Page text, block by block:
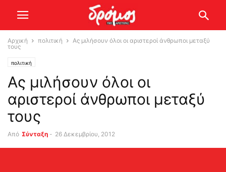
Αρχική πολιτική
Ας μιλήσουν όλοι οι αριστεροί άνθρωποι μεταξύ
τους
πολιτική
Ας μιλήσουν όλοι οι
αριστεροί άνθρωποι μεταξύ
τους
Από Σύνταξη - 26 Δεκεμβρίου, 2012